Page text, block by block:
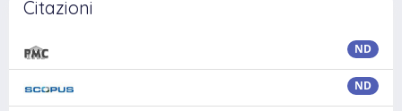
Citazioni
ND
ND